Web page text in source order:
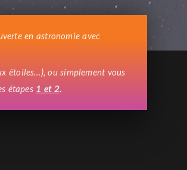
en astronomie avec
étoiles…), ou simplement vous
étapes 1 et 2.